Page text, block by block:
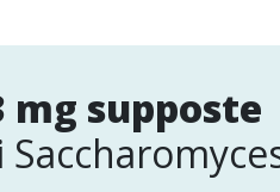
mg supposte